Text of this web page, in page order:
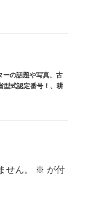
ーの話題や写真、 古
式認定番号！ 、 耕
ん。 ※ が付